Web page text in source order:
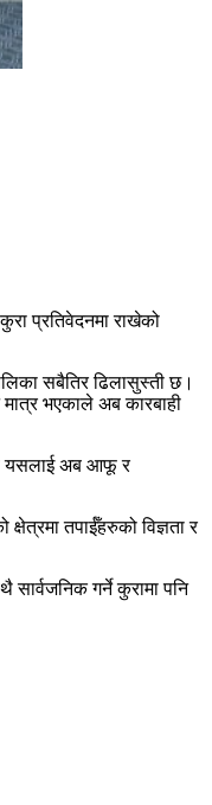
प्रतिवेदनमा राखेको
सबैतिर ढिलासुस्ती छ।
भएकाले अब कारबाही
यसलाई अब आफू र
तपाईँहरुको विज्ञता र
गर्ने कुरामा पनि